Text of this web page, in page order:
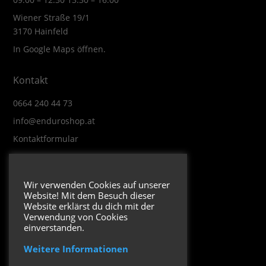
Wiener Straße 19/1
3170 Hainfeld
In Google Maps öffnen.
Kontakt
0664 240 44 73
info@enduroshop.at
Kontaktformular
Impressum
Datenschutzerklärung
Folge uns
Wir verwenden Cookies auf unserer
Website! Mit dem Besuch dieser
Website erklärst du dich mit der
Verwendung von Cookies
einverstanden.
Weitere Informationen